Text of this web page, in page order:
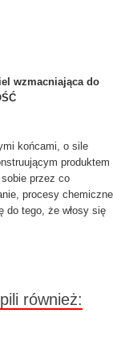
wzmacniająca do
końcami, o sile
produktem
sobie przez co
procesy chemiczne
do tego, że włosy się
również: